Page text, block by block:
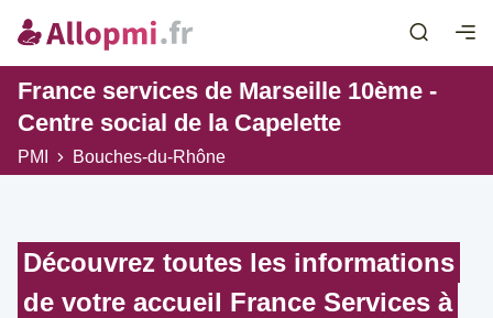
France services de Marseille 10ème -
Centre social de la Capelette
PMI Bouches-du-Rhône
Découvrez toutes les informations
de votre accueil France Services à